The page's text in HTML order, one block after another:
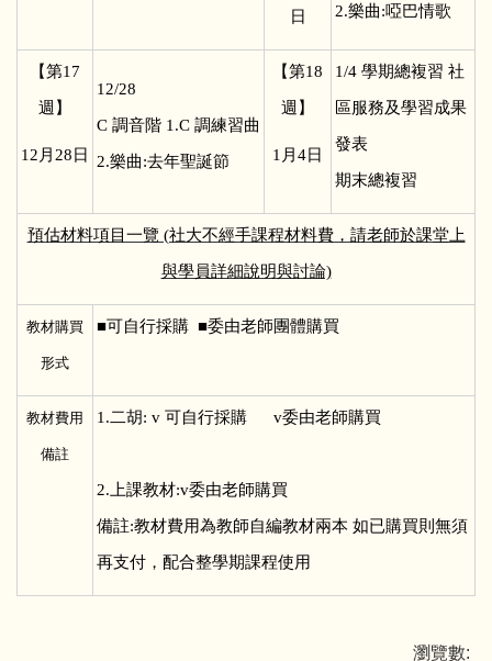
日 2.樂曲:啞巴情歌
【第17
週】
12 月28日
12/28
C 調音階 1.C 調練習曲
2.樂曲:去年聖誕節
【第18
週】
1 月4日
1/4 學期總複習 社
區服務及學習成果
發表
期末總複習
預估材料項目一覽 (社大不經手課程材料費，請老師於課堂上
與學員詳細說明與討論)
教材購買
形式
■可自行採購 ■委由老師團體購買
教材費用
備註
1.二胡: v 可自行採購 v委由老師購買
2.上課教材:v委由老師購買
備註:教材費用為教師自編教材兩本 如已購買則無須
再支付，配合整學期課程使用
瀏覽數: